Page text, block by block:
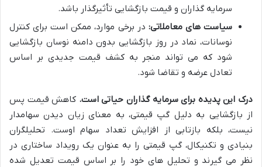
سرمایه گذاران و قیمت بازگشایی تأثیرگذار باشد.
سیاست های معاملاتی: در برخی موارد، ممکن است برای کنترل
نوسانات، نماد در روز بازگشایی بدون دامنه نوسان بازگشایی
شود که می تواند منجر به کشف قیمت جدیدی بر اساس
تعادل عرضه و تقاضا شود.
درک این پدیده برای سرمایه گذاران حیاتی است. کاهش قیمت پس
از بازگشایی به دلیل گپ قیمتی، به معنای زیان دیدن سهامدار
نیست، بلکه بازتابی از افزایش تعداد سهام اوست. تحلیلگران
بنیادی و تکنیکال، گپ قیمتی را به عنوان یک رویداد ساختاری در
نظر می گیرند و تحلیل های خود را بر اساس قیمت تعدیل شده